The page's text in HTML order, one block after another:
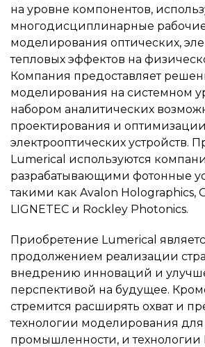
на уровне компонентов,
многодисциплинарные
моделирования оптических,
тепловых эффектов на
Компания предоставляет
моделирования на системном
набором аналитических
проектирования и оптимизации
электрооптических устройств.
Lumerical используются
разрабатывающими фотонные
такими как Avalon Holographics,
LIGNETEC и Rockley Photonics.
Приобретение Lumerical
продолжением реализации
внедрению инноваций и
перспективой на будущее.
стремится расширять охват и
технологии моделирования для
промышленности, и технологии